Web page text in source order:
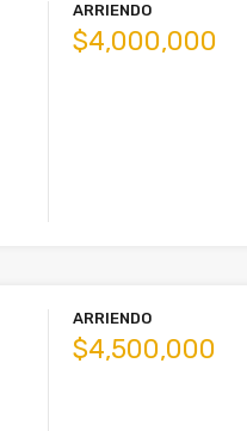
ARRIENDO
$4,000,000
ARRIENDO
$4,500,000